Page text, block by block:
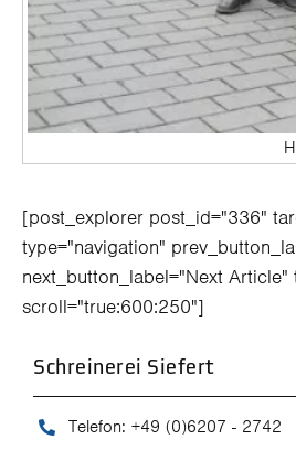
[post_explorer post_id="336"
type="navigation"
next_button_label="Next
scroll="true:600:250"]
Schreinerei Siefert
Telefon: +49 (0)6207 - 2742